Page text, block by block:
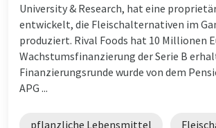
University & Research, hat eine
entwickelt, die Fleischalternativen im
produziert. Rival Foods hat 10 Millionen
Wachstumsfinanzierung der Serie B
Finanzierungsrunde wurde von dem
APG ...
pflanzliche Lebensmittel